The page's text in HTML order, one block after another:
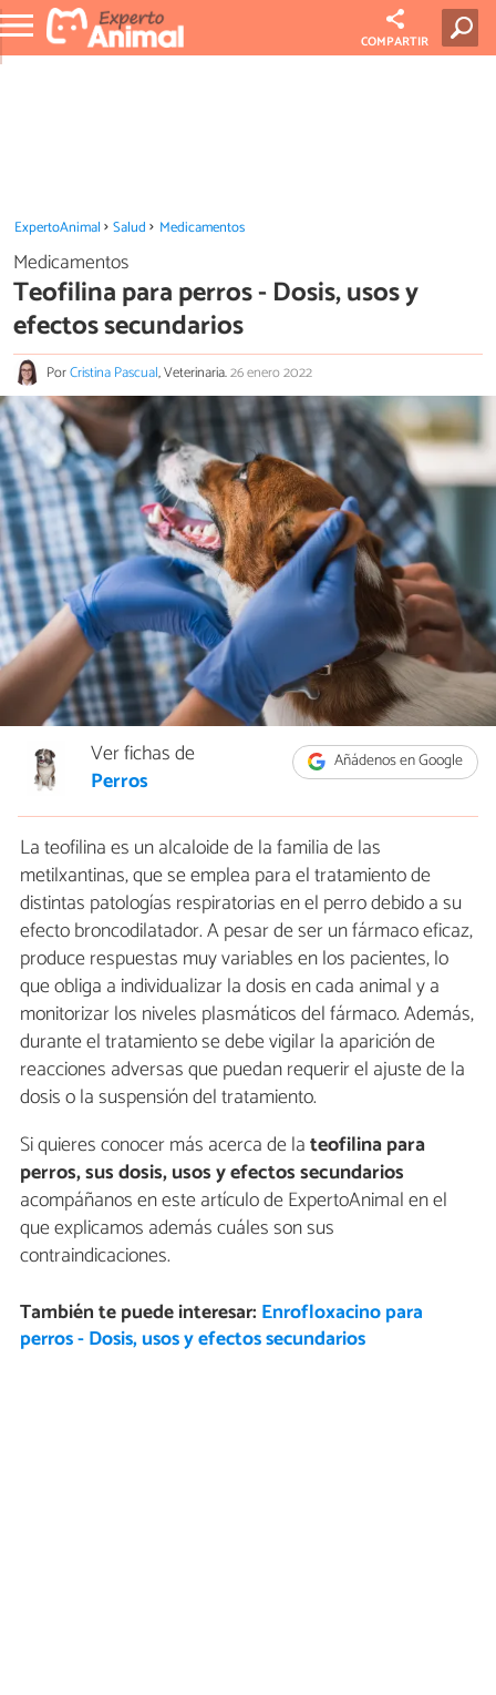
COMPARTIR
ExpertoAnimal Salud Medicamentos
Medicamentos
Teofilina para perros - Dosis, usos y
efectos secundarios
PorCristina Pascual, Veterinaria.26 enero 2022
Añádenos en Google
Ver fichas de
Perros
La teofilina es un alcaloide de la familia de las
metilxantinas, que se emplea para el tratamiento de
distintas patologías respiratorias en el perro debido a su
efecto broncodilatador. A pesar de ser un fármaco eficaz,
produce respuestas muy variables en los pacientes, lo
que obliga a individualizar la dosis en cada animal y a
monitorizar los niveles plasmáticos del fármaco. Además,
durante el tratamiento se debe vigilar la aparición de
reacciones adversas que puedan requerir el ajuste de la
dosis o la suspensión del tratamiento.
Si quieres conocer más acerca de lateofilina para
perros, sus dosis, usos y efectos secundarios
acompáñanos en este artículo de ExpertoAnimal en el
que explicamos además cuáles son sus
contraindicaciones.
También te puede interesar: Enrofloxacino para
perros - Dosis, usos y efectos secundarios